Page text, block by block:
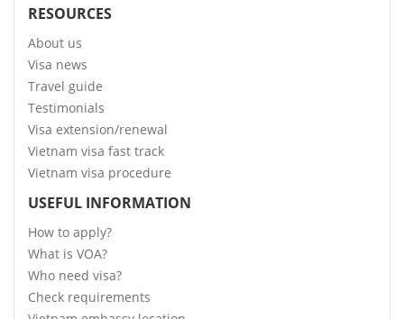
RESOURCES
About us
Visa news
Travel guide
Testimonials
Visa extension/renewal
Vietnam visa fast track
Vietnam visa procedure
USEFUL INFORMATION
How to apply?
What is VOA?
Who need visa?
Check requirements